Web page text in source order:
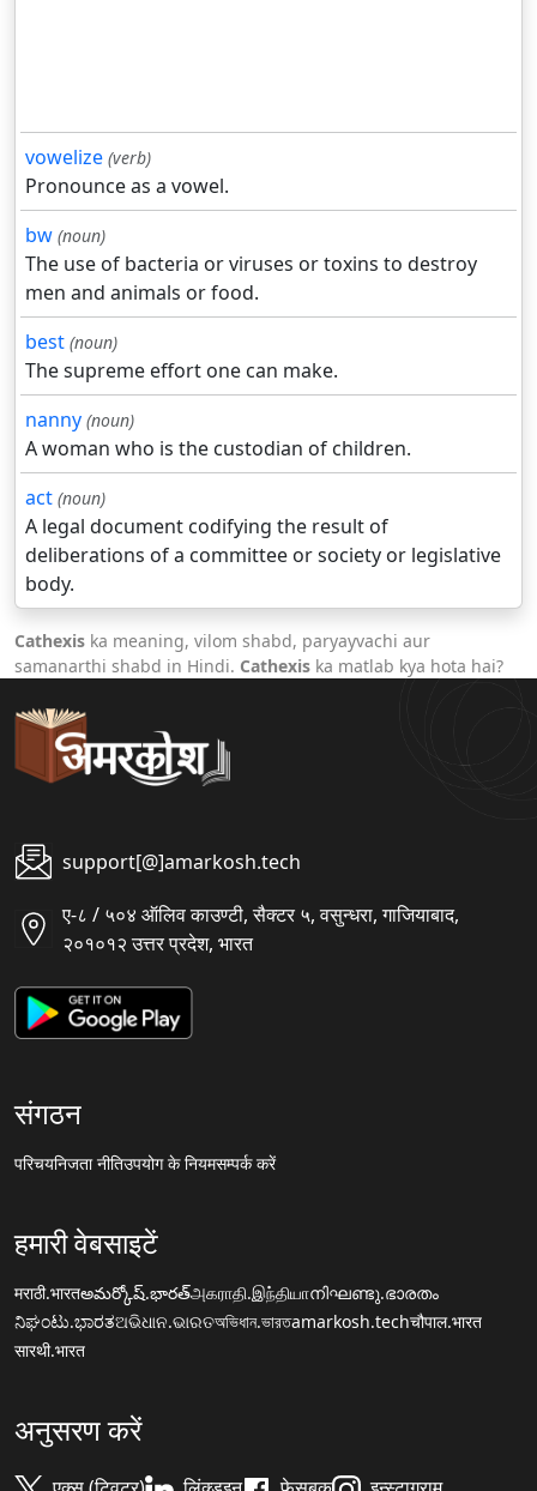
vowelize (verb)
Pronounce as a vowel.
bw (noun)
The use of bacteria or viruses or toxins to destroy
men and animals or food.
best (noun)
The supreme effort one can make.
nanny (noun)
A woman who is the custodian of children.
act (noun)
A legal document codifying the result of
deliberations of a committee or society or legislative
body.
Cathexis ka meaning, vilom shabd, paryayvachi aur
samanarthi shabd in Hindi. Cathexis ka matlab kya hota hai?
support[@]amarkosh.tech
ए-८ / ५०४ ऑलिव काउण्टी, सैक्टर ५, वसुन्धरा, गाजियाबाद,
२०१०१२ उत्तर प्रदेश, भारत
संगठन
परिचयनिजता नीतिउपयोग के नियमसम्पर्क करें
हमारी वेबसाइटें
मराठी.भारतఅమర్కోష్.భారత్அகராதி.இந்தியாനിഘണ്ടു.ഭാരതം
ನಿಘಂಟು.ಭಾರತଅଭିଧାନ.ଭାରତঅভিধান.ভারতamarkosh.techचौपाल.भारत
सारथी.भारत
अनुसरण करें